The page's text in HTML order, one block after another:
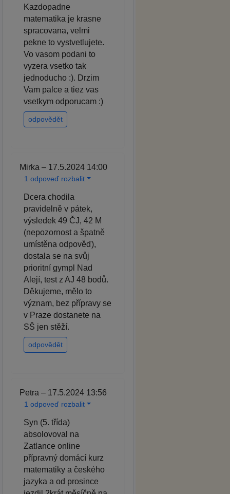
Kazdopadne
matematika je krasne
spracovana, velmi
pekne to vystvetlujete.
Vo vasom podani to
vyzera vsetko tak
jednoducho :). Drzim
Vam palce a tiez vas
vsetkym odporucam :)
odpovědět
Mirka – 17.5.2024 14:00
1 odpoveď rozbalit
Dcera chodila
pravidelně v pátek,
výsledek 49 ČJ, 42 M
(nepozornost a špatně
umístěna odpověď),
dostala se na svůj
prioritní gympl Nad
Alejí, test z AJ 48 bodů.
Děkujeme, mělo to
význam, bez přípravy se
v Praze dostanete na
SŠ jen stěží.
odpovědět
Petra – 17.5.2024 13:56
1 odpoveď rozbalit
Syn (5. třída)
absolovoval na
Zatlance online
přípravný domácí kurz
matematiky a českého
jazyka a od prosince